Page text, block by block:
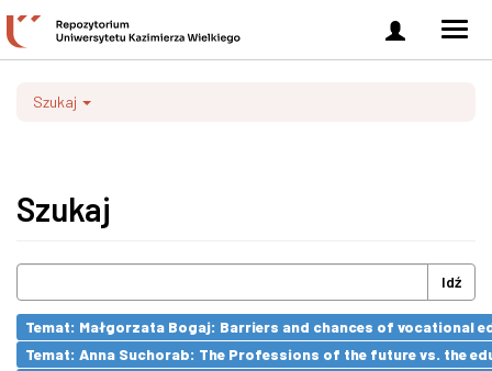
Zaloguj
się
Szukaj
Szukaj
Idź
Temat: Małgorzata Bogaj: Barriers and chances of vocational
Temat: Anna Suchorab: The Professions of the future vs. the